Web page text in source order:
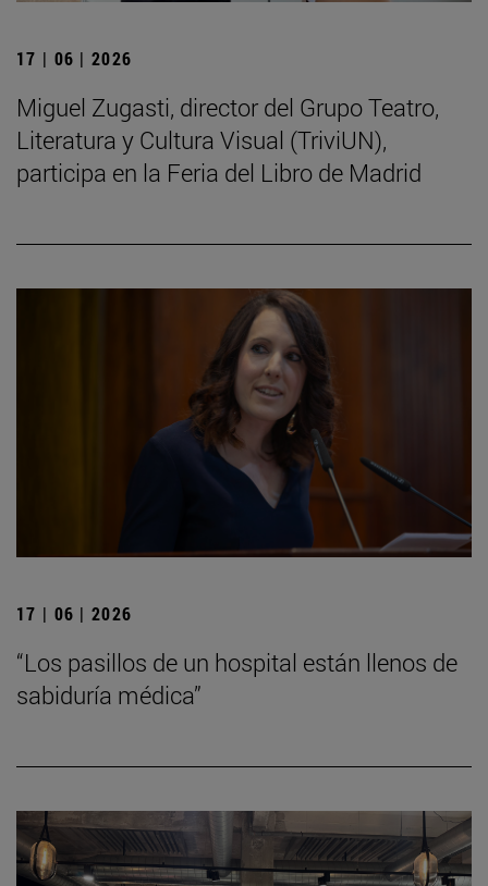
17 | 06 | 2026
Miguel Zugasti, director del Grupo Teatro,
Literatura y Cultura Visual (TriviUN),
participa en la Feria del Libro de Madrid
17 | 06 | 2026
“Los pasillos de un hospital están llenos de
sabiduría médica”